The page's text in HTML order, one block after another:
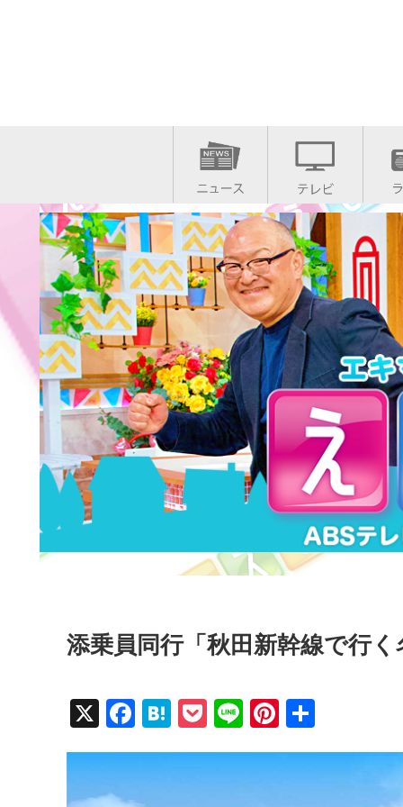
添乗員同行「秋田新幹線で行
X
F
c
e
H
e
P
ck
Li
e
Pi
er